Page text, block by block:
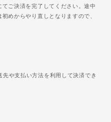
ご決済を完了してください。途中
めからやり直しとなりますので、
や支払い方法を利用して決済でき